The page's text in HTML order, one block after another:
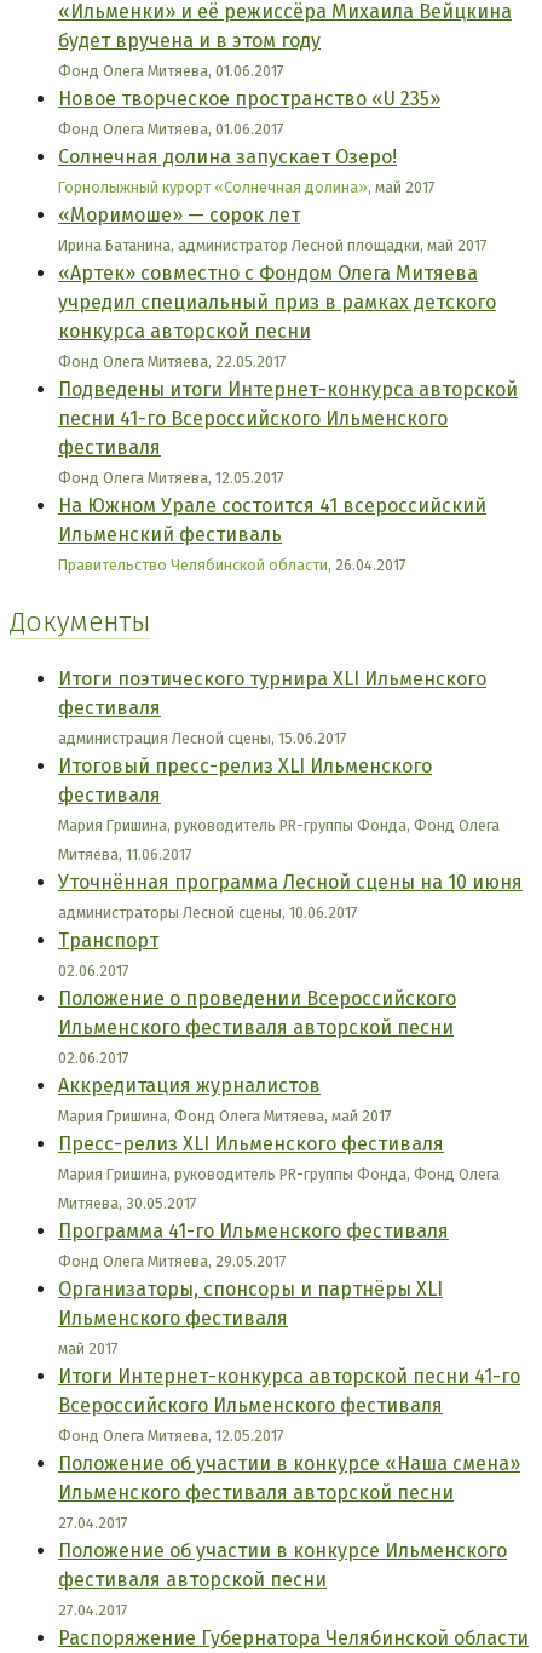
«Ильменки» и её режиссёра Михаила Вейцкина
будет вручена и в этом году
Фонд Олега Митяева, 01.06.2017
Новое творческое пространство «U 235»
Фонд Олега Митяева, 01.06.2017
Солнечная долина запускает Озеро!
Горнолыжный курорт «Солнечная долина», май 2017
«Моримоше» — сорок лет
Ирина Батанина, администратор Лесной площадки, май 2017
«Артек» совместно с Фондом Олега Митяева
учредил специальный приз в рамках детского
конкурса авторской песни
Фонд Олега Митяева, 22.05.2017
Подведены итоги Интернет-конкурса авторской
песни 41-го Всероссийского Ильменского
фестиваля
Фонд Олега Митяева, 12.05.2017
На Южном Урале состоится 41 всероссийский
Ильменский фестиваль
Правительство Челябинской области, 26.04.2017
Документы
Итоги поэтического турнира XLI Ильменского
фестиваля
администрация Лесной сцены, 15.06.2017
Итоговый пресс-релиз XLI Ильменского
фестиваля
Мария Гришина, руководитель PR-группы Фонда, Фонд Олега
Митяева, 11.06.2017
Уточнённая программа Лесной сцены на 10 июня
администраторы Лесной сцены, 10.06.2017
Транспорт
02.06.2017
Положение о проведении Всероссийского
Ильменского фестиваля авторской песни
02.06.2017
Аккредитация журналистов
Мария Гришина, Фонд Олега Митяева, май 2017
Пресс-релиз XLI Ильменского фестиваля
Мария Гришина, руководитель PR-группы Фонда, Фонд Олега
Митяева, 30.05.2017
Программа 41-го Ильменского фестиваля
Фонд Олега Митяева, 29.05.2017
Организаторы, спонсоры и партнёры XLI
Ильменского фестиваля
май 2017
Итоги Интернет-конкурса авторской песни 41-го
Всероссийского Ильменского фестиваля
Фонд Олега Митяева, 12.05.2017
Положение об участии в конкурсе «Наша смена»
Ильменского фестиваля авторской песни
27.04.2017
Положение об участии в конкурсе Ильменского
фестиваля авторской песни
27.04.2017
Распоряжение Губернатора Челябинской области